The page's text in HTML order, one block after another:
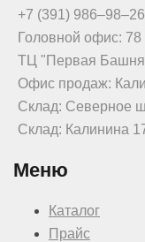
+7 (391) 986‒98‒26
Головной офис:
ТЦ "Первая
Офис продаж:
Склад: Северное
Склад: Калинина
Меню
Каталог
Прайс